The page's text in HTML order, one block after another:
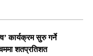
कार्यक्रम सुरु गर्ने
शतप्रतिशत